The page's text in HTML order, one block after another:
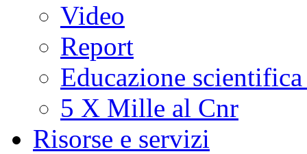
Video
Report
Educazione
5 X Mille al Cnr
Risorse e servizi